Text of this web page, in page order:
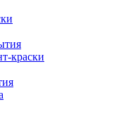
краски